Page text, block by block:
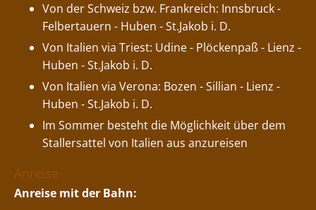
Von der Schweiz bzw. Frankreich: Innsbruck -
Felbertauern - Huben - St.Jakob i. D.
Von Italien via Triest: Udine - Plöckenpaß - Lienz -
Huben - St.Jakob i. D.
Von Italien via Verona: Bozen - Sillian - Lienz -
Huben - St.Jakob i. D.
Im Sommer besteht die Möglichkeit über dem
Stallersattel von Italien aus anzureisen
Anreise
Anreise mit der Bahn: